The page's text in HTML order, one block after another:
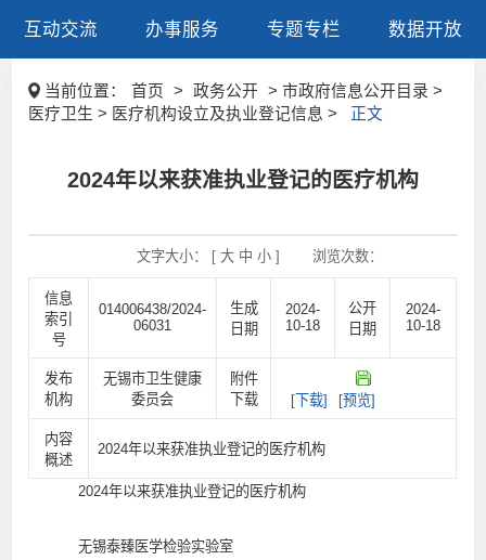
互动交流 办事服务 专题专栏 数据开放
当前位置： 首页 > 政务公开
> 市政府信息公开目录 >
医疗卫生 > 医疗机构设立及执业登记信息 >
正文
2024年以来获准执业登记的医疗机构
文字大小： [ 大 中 小] 浏览次数：
信息
索引
号
014006438/2024-
06031
生成
日期
2024-
10-18
公开
日期
2024-
10-18
发布
机构
无锡市卫生健康
委员会
附件
下载
[下载] [预览]
内容
概述
2024年以来获准执业登记的医疗机构
2024年以来获准执业登记的医疗机构
无锡泰臻医学检验实验室